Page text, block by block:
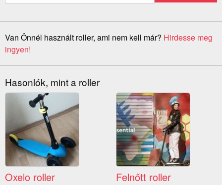
Van Önnél használt roller, ami nem kell már? Hirdesse meg
ingyen!
Hasonlók, mint a roller
Oxelo roller Felnőtt roller